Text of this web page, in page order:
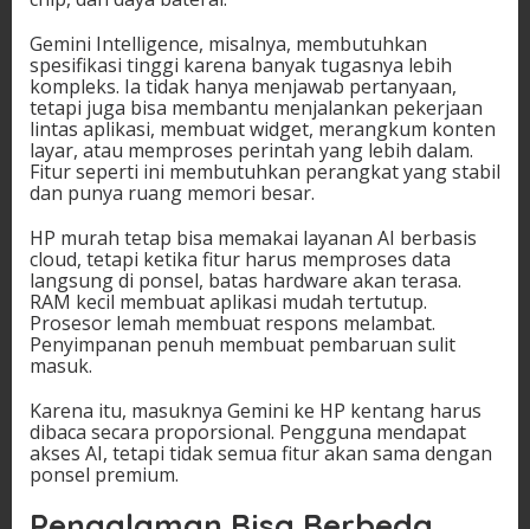
Gemini Intelligence, misalnya, membutuhkan
spesifikasi tinggi karena banyak tugasnya lebih
kompleks. Ia tidak hanya menjawab pertanyaan,
tetapi juga bisa membantu menjalankan pekerjaan
lintas aplikasi, membuat widget, merangkum konten
layar, atau memproses perintah yang lebih dalam.
Fitur seperti ini membutuhkan perangkat yang stabil
dan punya ruang memori besar.
HP murah tetap bisa memakai layanan AI berbasis
cloud, tetapi ketika fitur harus memproses data
langsung di ponsel, batas hardware akan terasa.
RAM kecil membuat aplikasi mudah tertutup.
Prosesor lemah membuat respons melambat.
Penyimpanan penuh membuat pembaruan sulit
masuk.
Karena itu, masuknya Gemini ke HP kentang harus
dibaca secara proporsional. Pengguna mendapat
akses AI, tetapi tidak semua fitur akan sama dengan
ponsel premium.